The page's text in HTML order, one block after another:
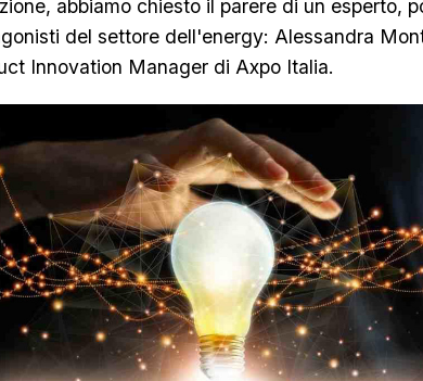
abbiamo chiesto il parere di un esperto,
del settore dell'energy: Alessandra
Innovation Manager di Axpo Italia.